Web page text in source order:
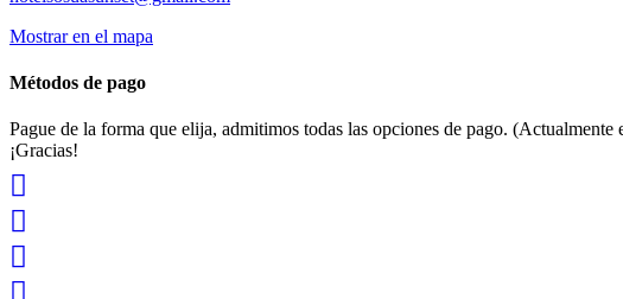
Mostrar en el mapa
Métodos de pago
Pague de la forma que elija, admitimos todas las opciones de pago.
¡Gracias!